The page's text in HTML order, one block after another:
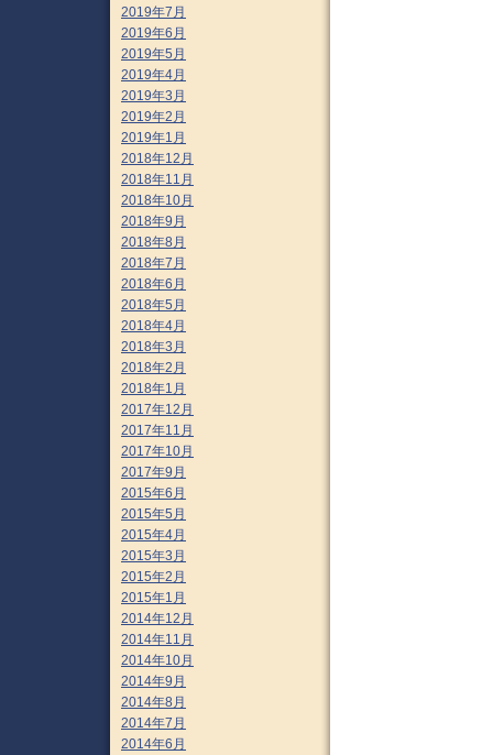
2019年7月
2019年6月
2019年5月
2019年4月
2019年3月
2019年2月
2019年1月
2018年12月
2018年11月
2018年10月
2018年9月
2018年8月
2018年7月
2018年6月
2018年5月
2018年4月
2018年3月
2018年2月
2018年1月
2017年12月
2017年11月
2017年10月
2017年9月
2015年6月
2015年5月
2015年4月
2015年3月
2015年2月
2015年1月
2014年12月
2014年11月
2014年10月
2014年9月
2014年8月
2014年7月
2014年6月